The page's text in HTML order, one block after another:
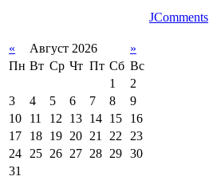
JComments
« Август 2026
»
Пн Вт Ср Чт Пт Сб Вс
1
2
3
4 5 6 7 8
9
10
11 12 13 14 15
16
17
18 19 20 21 22
23
24
25 26 27 28 29 30
31